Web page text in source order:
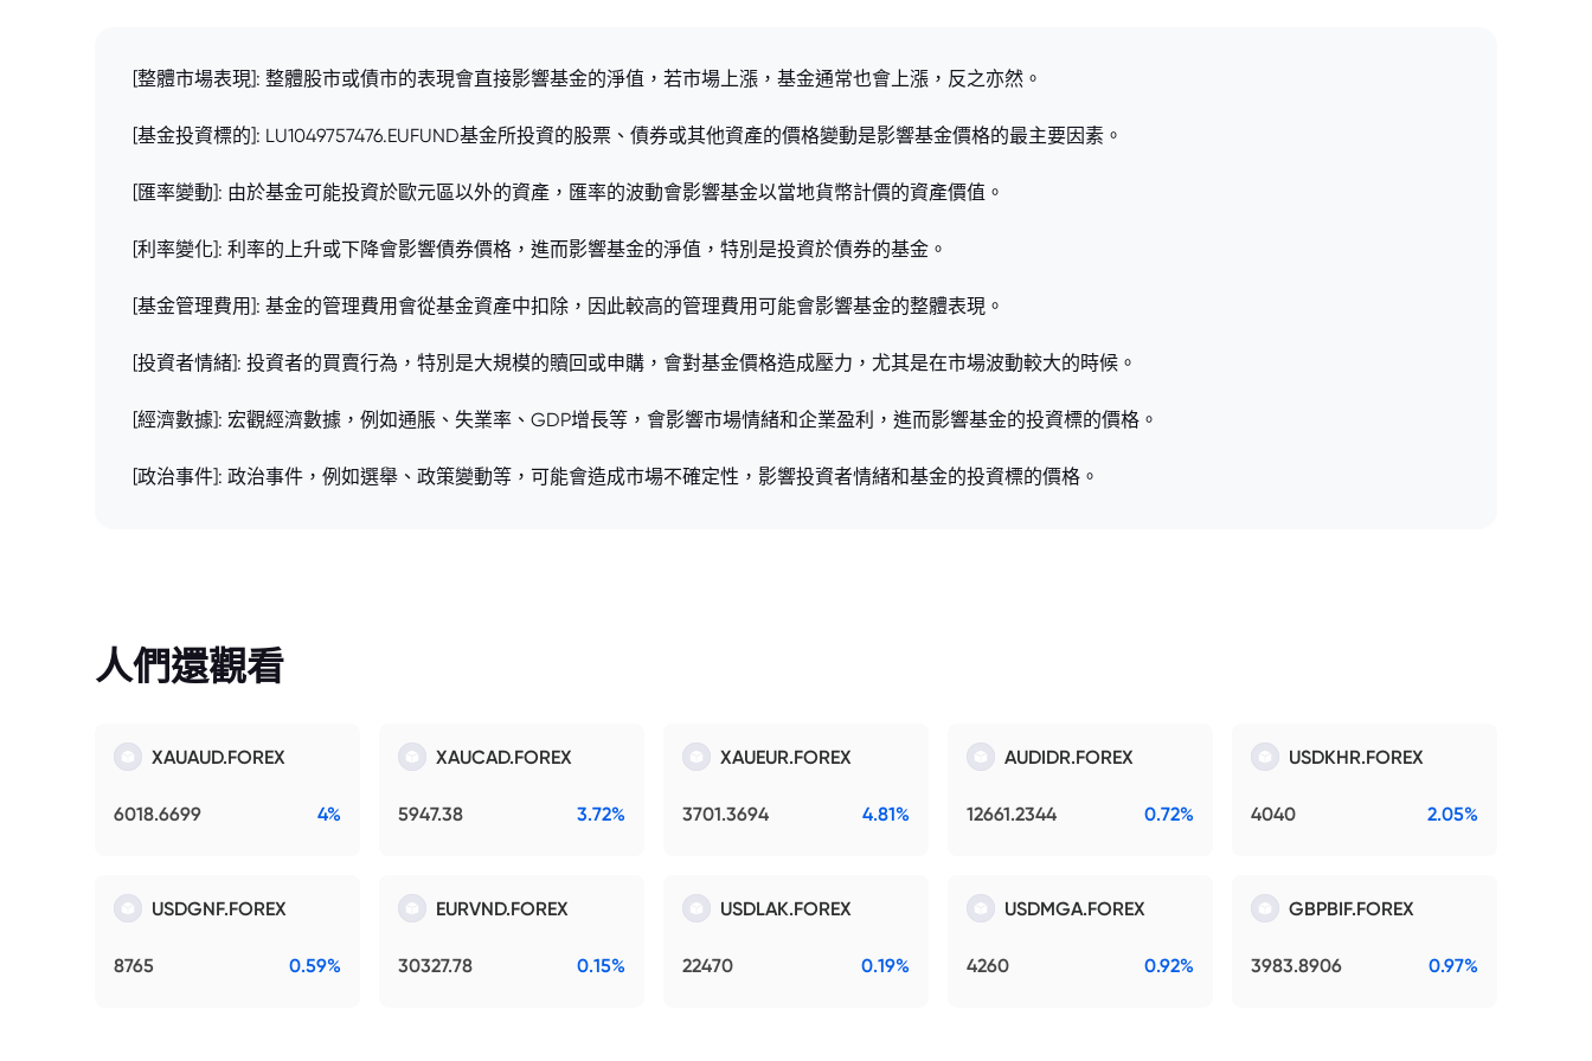
[整體市場表現]: 整體股市或債市的表現會直接影響基金的淨值，若市場上漲，基金通常也會上漲，反之亦然。
[基金投資標的]: LU1049757476.EUFUND基金所投資的股票、債券或其他資產的價格變動是影響基金價格的最主要因素。
[匯率變動]: 由於基金可能投資於歐元區以外的資產，匯率的波動會影響基金以當地貨幣計價的資產價值。
[利率變化]: 利率的上升或下降會影響債券價格，進而影響基金的淨值，特別是投資於債券的基金。
[基金管理費用]: 基金的管理費用會從基金資產中扣除，因此較高的管理費用可能會影響基金的整體表現。
[投資者情緒]: 投資者的買賣行為，特別是大規模的贖回或申購，會對基金價格造成壓力，尤其是在市場波動較大的時候。
[經濟數據]: 宏觀經濟數據，例如通脹、失業率、GDP增長等，會影響市場情緒和企業盈利，進而影響基金的投資標的價格。
[政治事件]: 政治事件，例如選舉、政策變動等，可能會造成市場不確定性，影響投資者情緒和基金的投資標的價格。
人們還觀看
XAUAUD.FOREX
6018.6699 4%
XAUCAD.FOREX
5947.38 3.72%
XAUEUR.FOREX
3701.3694 4.81%
AUDIDR.FOREX
12661.2344 0.72%
USDKHR.FOREX
4040 2.05%
USDGNF.FOREX
8765 0.59%
EURVND.FOREX
30327.78 0.15%
USDLAK.FOREX
22470 0.19%
USDMGA.FOREX
4260 0.92%
GBPBIF.FOREX
3983.8906 0.97%